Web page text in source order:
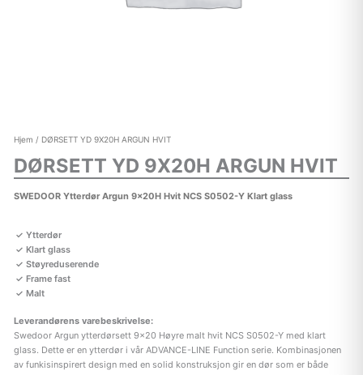
Hjem / DØRSETT YD 9X20H ARGUN HVIT
DØRSETT YD 9X20H ARGUN HVIT
SWEDOOR Ytterdør Argun 9x20H Hvit NCS S0502-Y Klart glass
Ytterdør
Klart glass
Støyreduserende
Frame fast
Malt
Leverandørens varebeskrivelse:
Swedoor Argun ytterdørsett 9×20 Høyre malt hvit NCS S0502-Y med klart
glass. Dette er en ytterdør i vår ADVANCE-LINE Function serie. Kombinasjonen
av funkisinspirert design med en solid konstruksjon gir en dør som er både